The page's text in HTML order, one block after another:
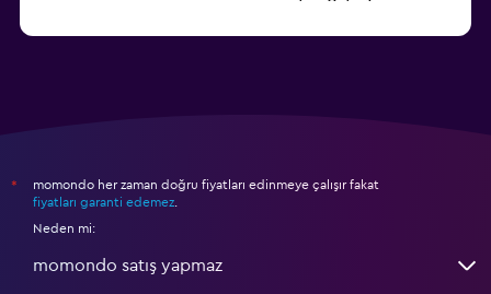
*
momondo her zaman doğru fiyatları edinmeye çalışır fakat
fiyatları garanti edemez
Neden mi:
momondo satış yapmaz